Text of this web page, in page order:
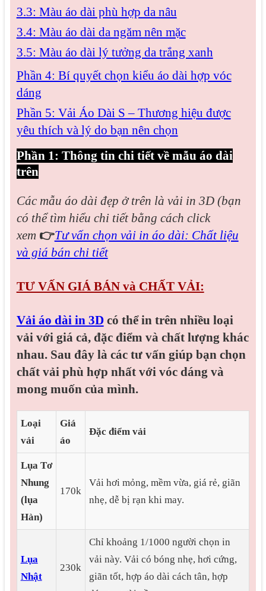
3.3: Màu áo dài phù hợp da nâu
3.4: Màu áo dài da ngăm nên mặc
3.5: Màu áo dài lý tưởng da trắng xanh
Phần 4: Bí quyết chọn kiểu áo dài hợp vóc
dáng
Phần 5: Vải Áo Dài S – Thương hiệu được
yêu thích và lý do bạn nên chọn
Phần 1: Thông tin chi tiết về mẫu áo dài
trên
Các mẫu áo dài đẹp ở trên là vải in 3D (bạn
có thể tìm hiểu chi tiết bằng cách click
xem 👉Tư vấn chọn vải in áo dài: Chất liệu
và giá bán chi tiết
TƯ VẤN GIÁ BÁN và CHẤT VẢI:
Vải áo dài in 3Dcó thể in trên nhiều loại
vải với giá cả, đặc điểm và chất lượng khác
nhau. Sau đây là các tư vấn giúp bạn chọn
chất vải phù hợp nhất với vóc dáng và
mong muốn của mình.
Loại
vải
Giá
áo
Đặc điểm vải
Lụa Tơ
Nhung
(lụa
Hàn)
170k
Vải hơi mỏng, mềm vừa, giá rẻ, giãn
nhẹ, dễ bị rạn khi may.
Lụa
Nhật
230k
Chỉ khoảng 1/1000 người chọn in
vải này. Vải có bóng nhẹ, hơi cứng,
giãn tốt, hợp áo dài cách tân, hợp